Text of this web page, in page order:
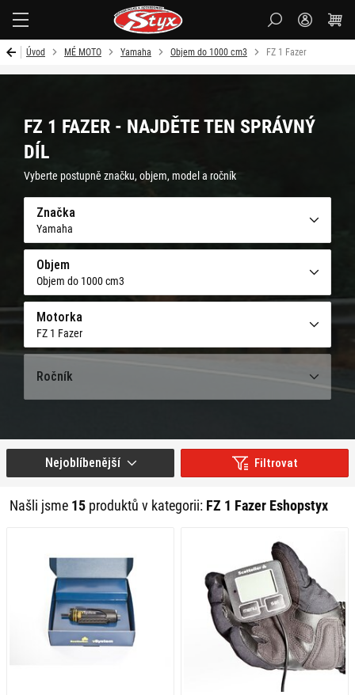
Úvod MÉ MOTO Yamaha Objem do 1000 cm3 FZ 1 Fazer
FZ 1 FAZER - NAJDĚTE TEN SPRÁVNÝ
DÍL
Vyberte postupně značku, objem, model a ročník
Značka
Yamaha
Objem
Objem do 1000 cm3
Motorka
FZ 1 Fazer
Ročník
Filtrovat
Našli jsme 15 produktů v kategorii: FZ 1 Fazer Eshopstyx
Nejoblíbenější